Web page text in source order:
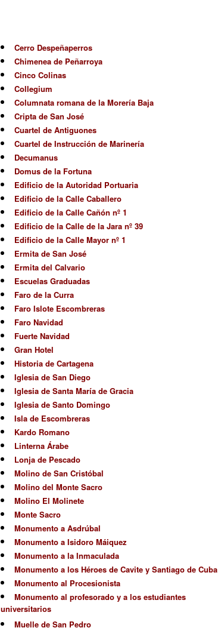
Cerro Despeñaperros
Chimenea de Peñarroya
Cinco Colinas
Collegium
Columnata romana de la Morería Baja
Cripta de San José
Cuartel de Antiguones
Cuartel de Instrucción de Marinería
Decumanus
Domus de la Fortuna
Edificio de la Autoridad Portuaria
Edificio de la Calle Caballero
Edificio de la Calle Cañón nº 1
Edificio de la Calle de la Jara nº 39
Edificio de la Calle Mayor nº 1
Ermita de San José
Ermita del Calvario
Escuelas Graduadas
Faro de la Curra
Faro Islote Escombreras
Faro Navidad
Fuerte Navidad
Gran Hotel
Historia de Cartagena
Iglesia de San Diego
Iglesia de Santa María de Gracia
Iglesia de Santo Domingo
Isla de Escombreras
Kardo Romano
Linterna Árabe
Lonja de Pescado
Molino de San Cristóbal
Molino del Monte Sacro
Molino El Molinete
Monte Sacro
Monumento a Asdrúbal
Monumento a Isidoro Máiquez
Monumento a la Inmaculada
Monumento a los Héroes de Cavite y Santiago de Cuba
Monumento al Procesionista
Monumento al profesorado y a los estudiantes
universitarios
Muelle de San Pedro